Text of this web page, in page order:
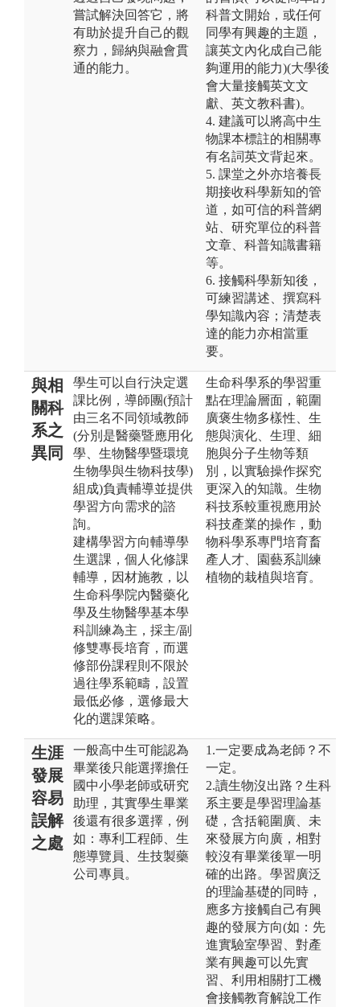
嘗試解決回答它，將
有助於提升自己的觀
察力，歸納與融會貫
通的能力。
科普文開始，或任何
同學有興趣的主題，
讓英文內化成自己能
夠運用的能力)(大學後
會大量接觸英文文
獻、英文教科書)。
4. 建議可以將高中生
物課本標註的相關專
有名詞英文背起來。
5. 課堂之外亦培養長
期接收科學新知的管
道，如可信的科普網
站、研究單位的科普
文章、科普知識書籍
等。
6. 接觸科學新知後，
可練習講述、撰寫科
學知識內容；清楚表
達的能力亦相當重
要。
與相
關科
系之
異同
學生可以自行決定選
課比例，導師團(預計
由三名不同領域教師
(分別是醫藥暨應用化
學、生物醫學暨環境
生物學與生物科技學)
組成)負責輔導並提供
學習方向需求的諮
詢。
建構學習方向輔導學
生選課，個人化修課
輔導，因材施教，以
生命科學院內醫藥化
學及生物醫學基本學
科訓練為主，採主/副
修雙專長培育，而選
修部份課程則不限於
過往學系範疇，設置
最低必修，選修最大
化的選課策略。
生命科學系的學習重
點在理論層面，範圍
廣褒生物多樣性、生
態與演化、生理、細
胞與分子生物等類
別，以實驗操作探究
更深入的知識。生物
科技系較重視應用於
科技產業的操作，動
物科學系專門培育畜
產人才、園藝系訓練
植物的栽植與培育。
生涯
發展
容易
誤解
之處
一般高中生可能認為
畢業後只能選擇擔任
國中小學老師或研究
助理，其實學生畢業
後還有很多選擇，例
如：專利工程師、生
態導覽員、生技製藥
公司專員。
1.一定要成為老師？不
一定。
2.讀生物沒出路？生科
系主要是學習理論基
礎，含括範圍廣、未
來發展方向廣，相對
較沒有畢業後單一明
確的出路。學習廣泛
的理論基礎的同時，
應多方接觸自己有興
趣的發展方向(如：先
進實驗室學習、對產
業有興趣可以先實
習、利用相關打工機
會接觸教育解說工作